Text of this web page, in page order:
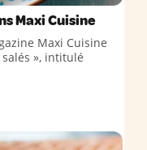
Maxi Cuisine
Maxi Cuisine
», intitulé